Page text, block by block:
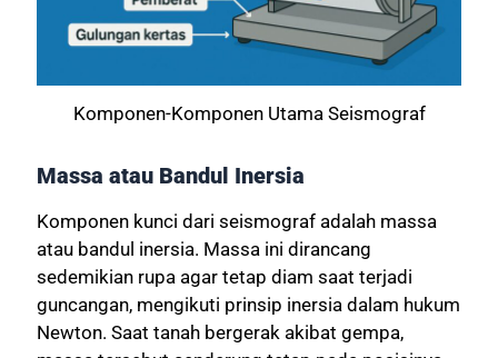
Komponen-Komponen Utama Seismograf
Massa atau Bandul Inersia
Komponen kunci dari seismograf adalah massa
atau bandul inersia. Massa ini dirancang
sedemikian rupa agar tetap diam saat terjadi
guncangan, mengikuti prinsip inersia dalam hukum
Newton. Saat tanah bergerak akibat gempa,